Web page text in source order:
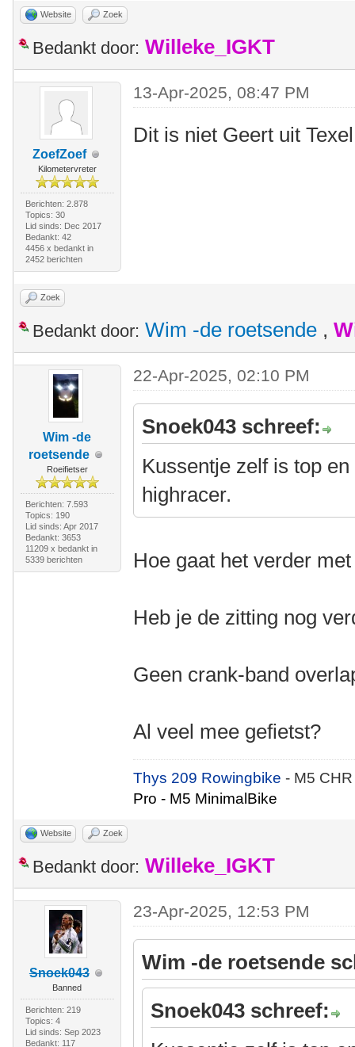
Website Zoek
Bedankt door: Willeke_IGKT
ZoefZoef
Kilometervreter
Berichten: 2.878
Topics: 30
Lid sinds: Dec 2017
Bedankt: 42
4456 x bedankt in
2452 berichten
13-Apr-2025, 08:47 PM
Dit is niet Geert uit
Zoek
Bedankt door: Wim -de roetsende ,
Wim -de
roetsende
Roeifietser
Berichten: 7.593
Topics: 190
Lid sinds: Apr 2017
Bedankt: 3653
11209 x bedankt in
5339 berichten
22-Apr-2025, 02:10 PM
Snoek043 schreef:
Kussentje zelf is top
highracer.
Hoe gaat het verder
Heb je de zitting nog
Geen crank-band
Al veel mee gefietst?
Thys 209 Rowingbike- M5
Pro - M5 MinimalBike
Website Zoek
Bedankt door: Willeke_IGKT
Snoek043
Banned
Berichten: 219
Topics: 4
Lid sinds: Sep 2023
Bedankt: 117
23-Apr-2025, 12:53 PM
Wim -de roetsende
Snoek043 schreef: